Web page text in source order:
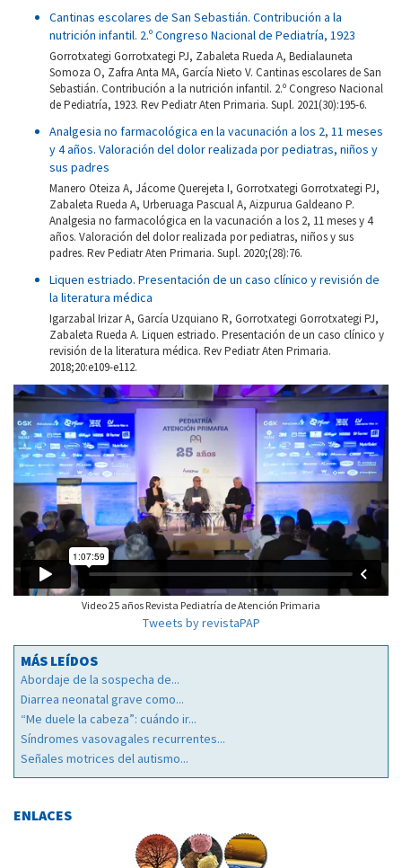
Cantinas escolares de San Sebastián. Contribución a la
nutrición infantil. 2.º Congreso Nacional de Pediatría, 1923
Gorrotxategi Gorrotxategi PJ, Zabaleta Rueda A, Bedialauneta
Somoza O, Zafra Anta MA, García Nieto V. Cantinas escolares de San
Sebastián. Contribución a la nutrición infantil. 2.º Congreso Nacional
de Pediatría, 1923. Rev Pediatr Aten Primaria. Supl. 2021(30):195-6.
Analgesia no farmacológica en la vacunación a los 2, 11 meses
y 4 años. Valoración del dolor realizada por pediatras, niños y
sus padres
Manero Oteiza A, Jácome Querejeta I, Gorrotxategi Gorrotxategi PJ,
Zabaleta Rueda A, Urberuaga Pascual A, Aizpurua Galdeano P.
Analgesia no farmacológica en la vacunación a los 2, 11 meses y 4
años. Valoración del dolor realizada por pediatras, niños y sus
padres. Rev Pediatr Aten Primaria. Supl. 2020;(28):76.
Liquen estriado. Presentación de un caso clínico y revisión de
la literatura médica
Igarzabal Irizar A, García Uzquiano R, Gorrotxategi Gorrotxategi PJ,
Zabaleta Rueda A. Liquen estriado. Presentación de un caso clínico y
revisión de la literatura médica. Rev Pediatr Aten Primaria.
2018;20:e109-e112.
Video 25 años Revista Pediatría de Atención Primaria
Tweets by revistaPAP
MÁS LEÍDOS
Abordaje de la sospecha de...
Diarrea neonatal grave como...
“Me duele la cabeza”: cuándo ir...
Síndromes vasovagales recurrentes...
Señales motrices del autismo...
ENLACES